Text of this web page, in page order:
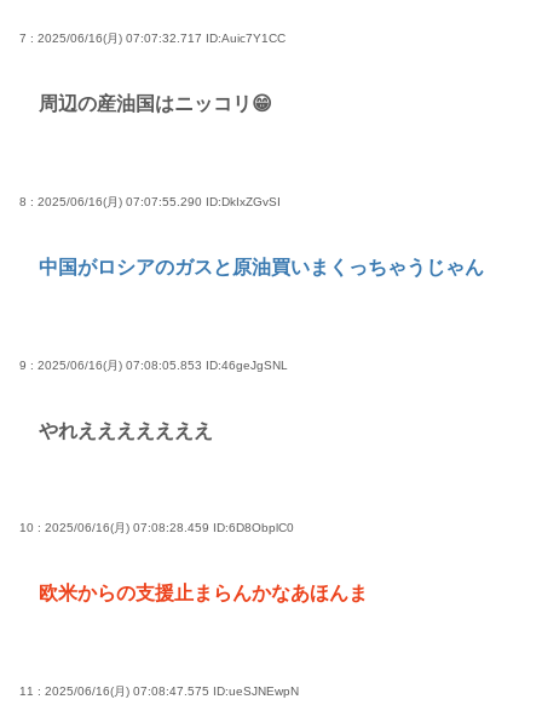
7 : 2025/06/16(月) 07:07:32.717 ID:Auic7Y1CC
周辺の産油国はニッコリ😁
8 : 2025/06/16(月) 07:07:55.290 ID:DkIxZGvSI
中国がロシアのガスと原油買いまくっちゃうじゃん
9 : 2025/06/16(月) 07:08:05.853 ID:46geJgSNL
やれえええええええ
10 : 2025/06/16(月) 07:08:28.459 ID:6D8ObplC0
欧米からの支援止まらんかなあほんま
11 : 2025/06/16(月) 07:08:47.575 ID:ueSJNEwpN